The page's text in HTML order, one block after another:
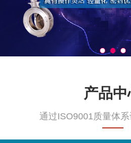
产品中
通过ISO9001质量体